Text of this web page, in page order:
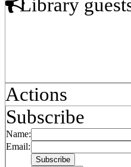
Library
Actions
Subscribe
Name:
Email: